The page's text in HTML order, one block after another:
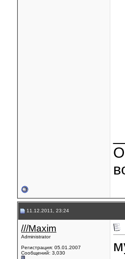
11.12.2011, 23:24
///Maxim
Administrator
Регистрация: 05.01.2007
Сообщений: 3,030